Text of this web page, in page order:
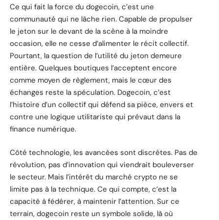
Ce qui fait la force du dogecoin, c’est une
communauté qui ne lâche rien. Capable de propulser
le jeton sur le devant de la scène à la moindre
occasion, elle ne cesse d’alimenter le récit collectif.
Pourtant, la question de l’utilité du jeton demeure
entière. Quelques boutiques l’acceptent encore
comme moyen de règlement, mais le cœur des
échanges reste la spéculation. Dogecoin, c’est
l’histoire d’un collectif qui défend sa pièce, envers et
contre une logique utilitariste qui prévaut dans la
finance numérique.
Côté technologie, les avancées sont discrètes. Pas de
révolution, pas d’innovation qui viendrait bouleverser
le secteur. Mais l’intérêt du marché crypto ne se
limite pas à la technique. Ce qui compte, c’est la
capacité à fédérer, à maintenir l’attention. Sur ce
terrain, dogecoin reste un symbole solide, là où